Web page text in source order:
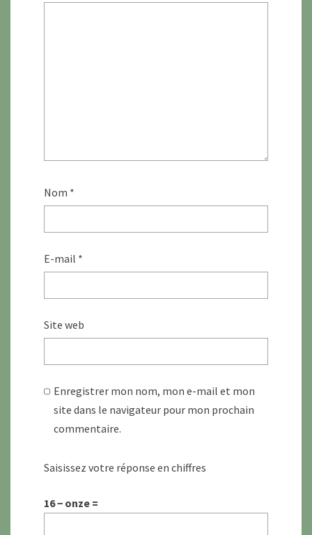
Nom *
E-mail *
Site web
Enregistrer mon nom, mon e-mail et mon
site dans le navigateur pour mon prochain
commentaire.
Saisissez votre réponse en chiffres
16 − onze =